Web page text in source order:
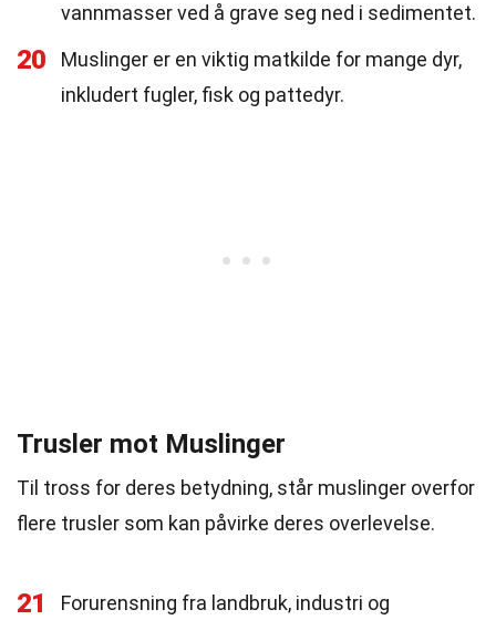
vannmasser ved å grave seg ned i sedimentet.
20
Muslinger er en viktig matkilde for mange dyr,
inkludert fugler, fisk og pattedyr.
Trusler mot Muslinger
Til tross for deres betydning, står muslinger overfor
flere trusler som kan påvirke deres overlevelse.
21
Forurensning fra landbruk, industri og